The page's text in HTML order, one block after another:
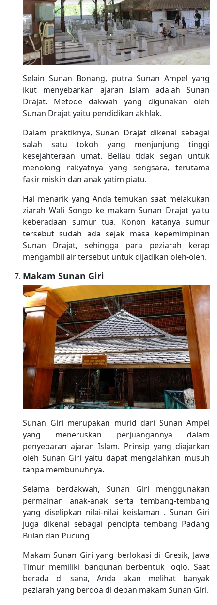
Selain Sunan Bonang, putra Sunan Ampel yang
ikut menyebarkan ajaran Islam adalah Sunan
Drajat. Metode dakwah yang digunakan oleh
Sunan Drajat yaitu pendidikan akhlak.
Dalam praktiknya, Sunan Drajat dikenal sebagai
salah satu tokoh yang menjunjung tinggi
kesejahteraan umat. Beliau tidak segan untuk
menolong rakyatnya yang sengsara, terutama
fakir miskin dan anak yatim piatu.
Hal menarik yang Anda temukan saat melakukan
ziarah Wali Songo ke makam Sunan Drajat yaitu
keberadaan sumur tua. Konon katanya sumur
tersebut sudah ada sejak masa kepemimpinan
Sunan Drajat, sehingga para peziarah kerap
mengambil air tersebut untuk dijadikan oleh-oleh.
Makam Sunan Giri
Sunan Giri merupakan murid dari Sunan Ampel
yang meneruskan perjuangannya dalam
penyebaran ajaran Islam. Prinsip yang diajarkan
oleh Sunan Giri yaitu dapat mengalahkan musuh
tanpa membunuhnya.
Selama berdakwah, Sunan Giri menggunakan
permainan anak-anak serta tembang-tembang
yang diselipkan nilai-nilai keislaman . Sunan Giri
juga dikenal sebagai pencipta tembang Padang
Bulan dan Pucung.
Makam Sunan Giri yang berlokasi di Gresik, Jawa
Timur memiliki bangunan berbentuk joglo. Saat
berada di sana, Anda akan melihat banyak
peziarah yang berdoa di depan makam Sunan Giri.